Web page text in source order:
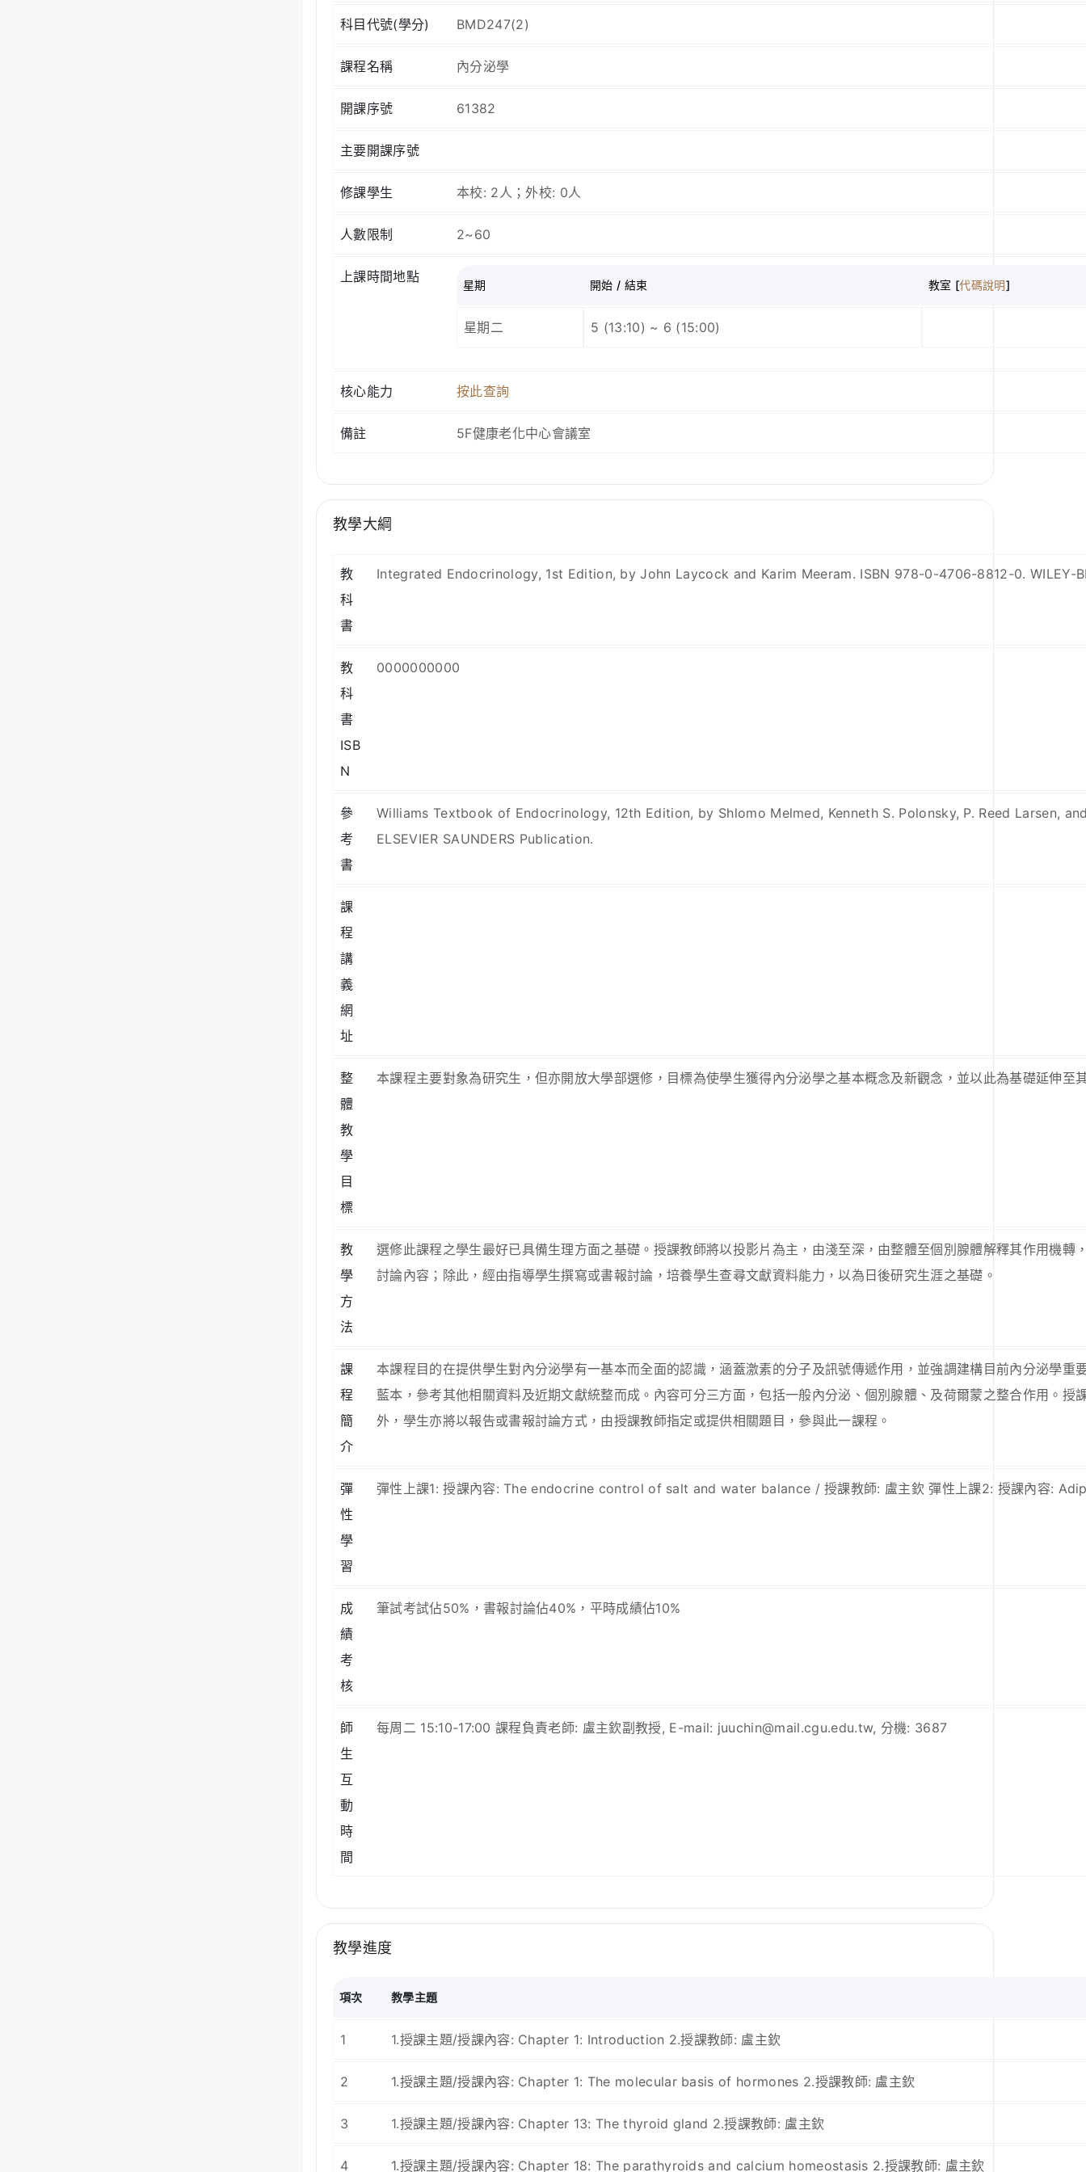
科目代號(學分) BMD247(2)
課程名稱 內分泌學
開課序號 61382
主要開課序號
修課學生 本校: 2人；外校: 0人
人數限制 2~60
上課時間地點
星期 開始 / 結束 教室 [代碼說明]
星期二 5 (13:10) ~ 6 (15:00)
核心能力 按此查詢
備註 5F健康老化中心會議室
教學大綱
教
科
書
Integrated Endocrinology, 1st Edition, by John Laycock and Karim Meeram. ISBN 978-0-4706-8812-0. WILEY-
教
科
書
ISB
N
0000000000
參
考
書
Williams Textbook of Endocrinology, 12th Edition, by Shlomo Melmed, Kenneth S. Polonsky, P. Reed Larsen,
ELSEVIER SAUNDERS Publication.
課
程
講
義
網
址
整
體
教
學
目
標
本課程主要對象為研究生，但亦開放大學部選修，目標為使學生獲得內分泌學之基本概念及新觀念，並以此為基礎延伸至
教
學
方
法
選修此課程之學生最好已具備生理方面之基礎。授課教師將以投影片為主，由淺至深，由整體至個別腺體解釋其作用機
討論內容；除此，經由指導學生撰寫或書報討論，培養學生查尋文獻資料能力，以為日後研究生涯之基礎。
課
程
簡
介
本課程目的在提供學生對內分泌學有一基本而全面的認識，涵蓋激素的分子及訊號傳遞作用，並強調建構目前內分泌學
藍本，參考其他相關資料及近期文獻統整而成。內容可分三方面，包括一般內分泌、個別腺體、及荷爾蒙之整合作用。
外，學生亦將以報告或書報討論方式，由授課教師指定或提供相關題目，參與此一課程。
彈
性
學
習
彈性上課1: 授課內容: The endocrine control of salt and water balance / 授課教師: 盧主欽 彈性上課2: 授課內容:
成
績
考
核
筆試考試佔50%，書報討論佔40%，平時成績佔10%
師
生
互
動
時
間
每周二 15:10-17:00 課程負責老師: 盧主欽副教授, E-mail: juuchin@mail.cgu.edu.tw, 分機: 3687
教學進度
項次 教學主題
1 1.授課主題/授課內容: Chapter 1: Introduction 2.授課教師: 盧主欽
2 1.授課主題/授課內容: Chapter 1: The molecular basis of hormones 2.授課教師: 盧主欽
3 1.授課主題/授課內容: Chapter 13: The thyroid gland 2.授課教師: 盧主欽
4 1.授課主題/授課內容: Chapter 18: The parathyroids and calcium homeostasis 2.授課教師: 盧主欽